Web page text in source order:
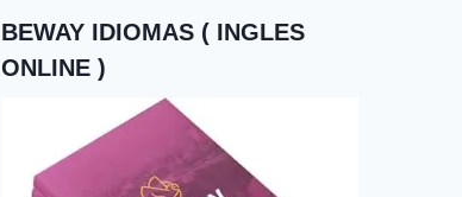
BEWAY IDIOMAS ( INGLES
ONLINE )